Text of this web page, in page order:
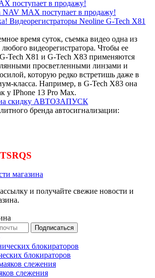
NAV MAX поступает в продажу!
Видеорегистраторы Neoline G-Tech X81
время суток, съемка видео одна из
видеорегистратора. Чтобы ее
Tech X81 и G-Tech X83 применяются
просветленными линзами и
которую редко встретишь даже в
класса. Например, в G-Tech X83 она
у IPhone 13 Pro Max.
скидку АВТОЗАПУСК
бренда автосигнализации:
магазина
и получайте свежие новости и
блокираторов
слежения